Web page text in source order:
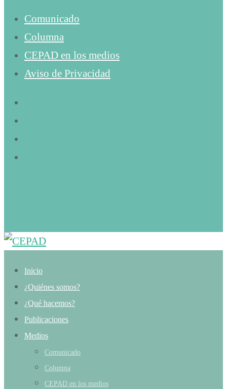
Comunicado
Columna
CEPAD en los medios
Aviso de Privacidad
Inicio
¿Quiénes somos?
¿Qué hacemos?
Publicaciones
Medios
Comunicado
Columna
CEPAD en los medios